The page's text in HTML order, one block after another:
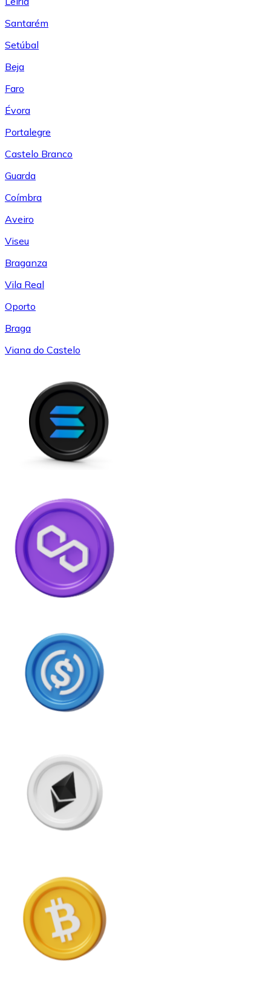
Santarém
Setúbal
Beja
Faro
Évora
Portalegre
Castelo Branco
Guarda
Coímbra
Aveiro
Viseu
Braganza
Vila Real
Oporto
Braga
Viana do Castelo